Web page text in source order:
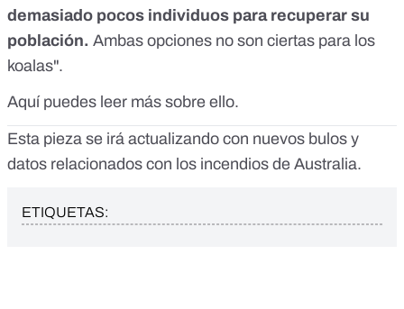
demasiado pocos individuos para recuperar su
población. Ambas opciones no son ciertas para los
koalas".
Aquípuedes leer más sobre ello.
Esta pieza se irá actualizando con nuevos bulos y
datos relacionados con los incendios de Australia.
ETIQUETAS: